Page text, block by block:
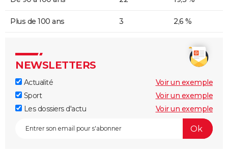
Plus de 100 ans 3 2,6 %
NEWSLETTERS
Actualité
Voir un exemple
Sport
Voir un exemple
Les dossiers d'actu
Voir un exemple